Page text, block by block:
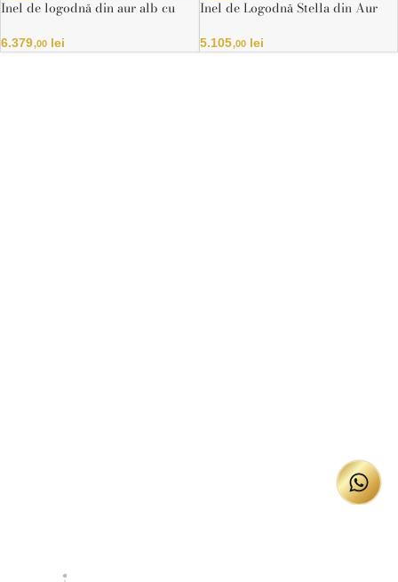
Inel de logodnă din aur alb cu
6.379,00 lei
Inel de Logodnă Stella din Aur
5.105,00lei